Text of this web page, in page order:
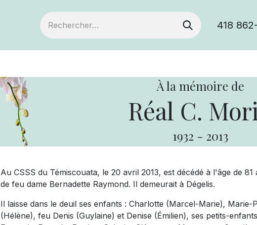
418
À la mémoire de
Réal C.
1932 - 2013
Au CSSS du Témiscouata, le 20 avril 2013, est décédé à l'âge de
de feu dame Bernadette Raymond. Il demeurait à Dégelis.
Il laisse dans le deuil ses enfants : Charlotte (Marcel-Marie), Marie-
(Hélène), feu Denis (Guylaine) et Denise (Émilien), ses petits-